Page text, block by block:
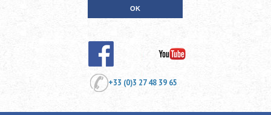
+33 (0)3 27 48 39 65